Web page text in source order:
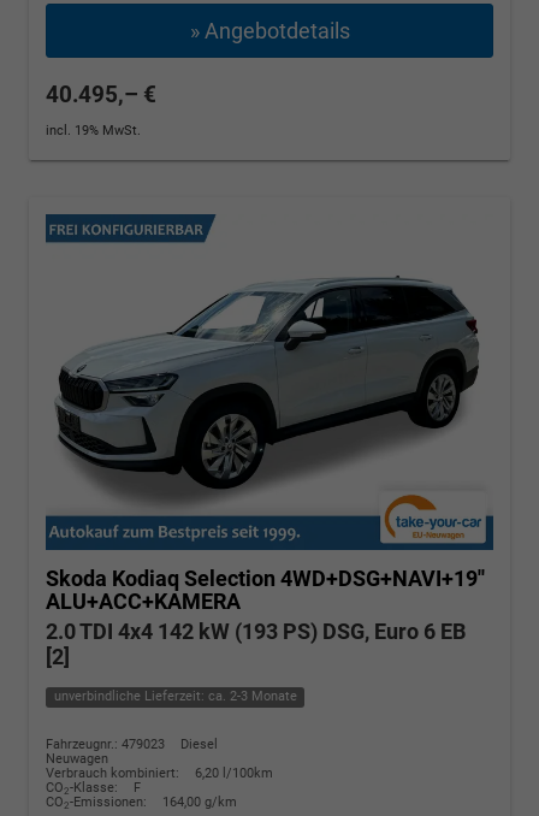
» Angebotdetails
40.495,– €
incl. 19% MwSt.
Skoda Kodiaq Selection 4WD+DSG+NAVI+19''
ALU+ACC+KAMERA
2.0 TDI 4x4 142 kW (193 PS) DSG, Euro 6 EB
[2]
unverbindliche Lieferzeit: ca. 2-3 Monate
Fahrzeugnr.: 479023
Diesel
Neuwagen
Verbrauch kombiniert:
6,20 l/100km
CO2-Klasse:
F
CO2-Emissionen: 164,00 g/km